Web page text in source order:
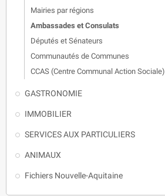
Mairies par régions
Ambassades et Consulats
Députés et Sénateurs
Communautés de Communes
CCAS (Centre Communal Action Sociale)
GASTRONOMIE
IMMOBILIER
SERVICES AUX PARTICULIERS
ANIMAUX
Fichiers Nouvelle-Aquitaine